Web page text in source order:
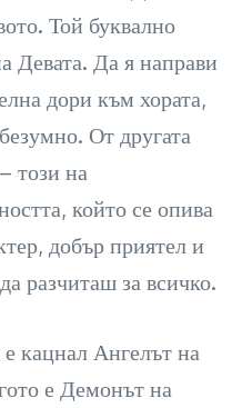
Той буквално
Девата. Да я направи
дори към хората,
От другата
този на
който се опива
добър приятел и
разчиташ за всичко.
кацнал Ангелът на
е Демонът на